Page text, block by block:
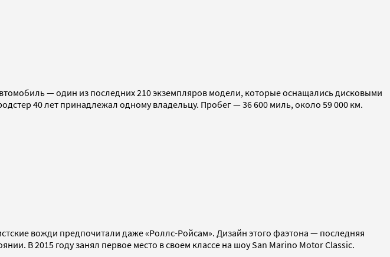
— один из последних 210 экземпляров модели, которые оснащались дисковыми
40 лет принадлежал одному владельцу. Пробег — 36 600 миль, около 59 000 км.
вожди предпочитали даже «Роллс-Ройсам». Дизайн этого фаэтона — последняя
В 2015 году занял первое место в своем классе на шоу San Marino Motor Classic.